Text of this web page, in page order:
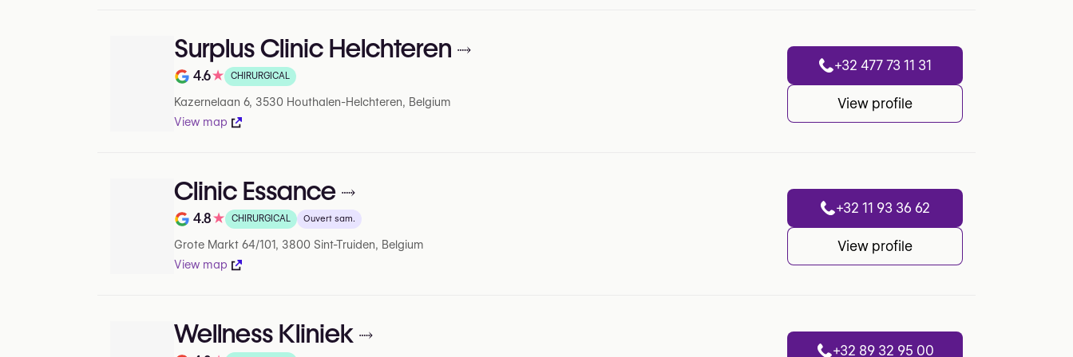
Surplus Clinic Helchteren
Note de 4.6 sur 5 sur Google
4.6★ CHIRURGICAL
Kazernelaan 6, 3530 Houthalen-Helchteren, Belgium
View map
+32 477 73 11 31
View profile
Clinic Essance
Note de 4.8 sur 5 sur Google
4.8★ CHIRURGICAL Ouvert sam.
Grote Markt 64/101, 3800 Sint-Truiden, Belgium
View map
+32 11 93 36 62
View profile
Wellness Kliniek
+32 89 32 95 00